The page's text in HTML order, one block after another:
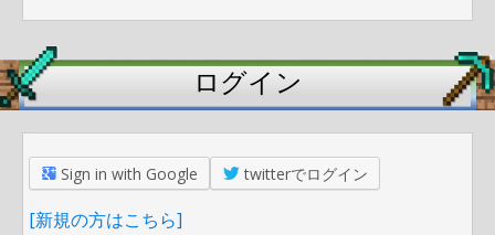
ログイン
Sign in with Google twitterでログイン
[新規の方はこちら]